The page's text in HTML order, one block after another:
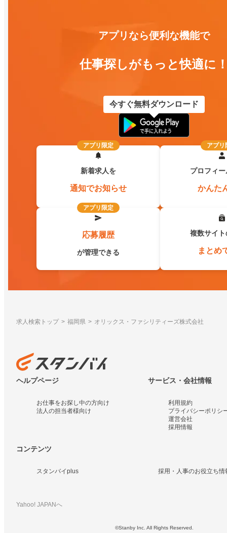
アプリなら便利な機能で
仕事探しがもっと快適に
今すぐ無料ダウンロード
アプリ限定
新着求人を
通知でお知らせ
アプリ
プロフィ
かんた
アプリ限定
応募履歴
が管理できる
複数サイ
まとめ
求人検索トップ 福岡県 オリックス・ファシリティーズ株式会社
ヘルプページ
お仕事をお探し中の方向け
法人の担当者様向け
サービス・会社情報
利用規約
プライバシーポリシ
運営会社
採用情報
コンテンツ
スタンバイplus 採用・人事のお役立ち情
Yahoo! JAPANへ
©Stanby Inc. All Rights Reserved.